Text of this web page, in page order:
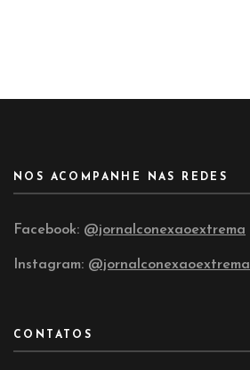
NOS ACOMPANHE NAS REDES
Facebook: @jornalconexaoextrema
Instagram: @jornalconexaoextrema
CONTATOS